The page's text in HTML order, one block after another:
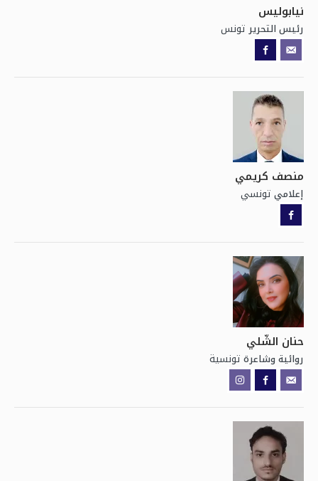
نيابوليس
رئيس التحرير تونس
منصف كريمي
إعلامي تونسي
حنان الشّلي
روائية وشاعرة تونسية